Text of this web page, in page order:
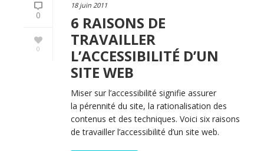
0
0
18 juin 2011
6 RAISONS DE
TRAVAILLER
L’ACCESSIBILITÉ D’UN
SITE WEB
Miser sur l’accessibilité signifie assurer
la pérennité du site, la rationalisation des
contenus et des techniques. Voici six raisons
de travailler l’accessibilité d’un site web.